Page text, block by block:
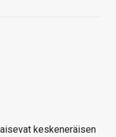
keskeneräisen